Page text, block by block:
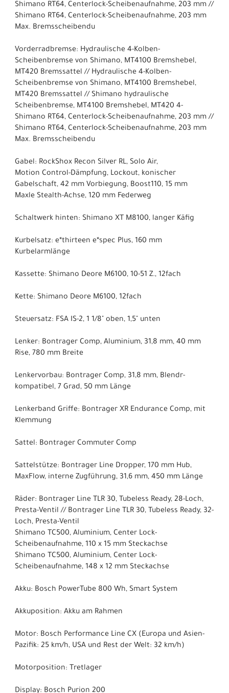
Shimano RT64, Centerlock-Scheibenaufnahme, 203 mm //
Shimano RT64, Centerlock-Scheibenaufnahme, 203 mm
Max. Bremsscheibendu
Vorderradbremse: Hydraulische 4-Kolben-
Scheibenbremse von Shimano, MT4100 Bremshebel,
MT420 Bremssattel // Hydraulische 4-Kolben-
Scheibenbremse von Shimano, MT4100 Bremshebel,
MT420 Bremssattel // Shimano hydraulische
Scheibenbremse, MT4100 Bremshebel, MT420 4-
Shimano RT64, Centerlock-Scheibenaufnahme, 203 mm //
Shimano RT64, Centerlock-Scheibenaufnahme, 203 mm
Max. Bremsscheibendu
Gabel: RockShox Recon Silver RL, Solo Air,
Motion Control-Dämpfung, Lockout, konischer
Gabelschaft, 42 mm Vorbiegung, Boost110, 15 mm
Maxle Stealth-Achse, 120 mm Federweg
Schaltwerk hinten: Shimano XT M8100, langer Käfig
Kurbelsatz: e*thirteen e*spec Plus, 160 mm
Kurbelarmlänge
Kassette: Shimano Deore M6100, 10-51 Z., 12fach
Kette: Shimano Deore M6100, 12fach
Steuersatz: FSA IS-2, 1 1/8" oben, 1,5" unten
Lenker: Bontrager Comp, Aluminium, 31,8 mm, 40 mm
Rise, 780 mm Breite
Lenkervorbau: Bontrager Comp, 31,8 mm, Blendr-
kompatibel, 7 Grad, 50 mm Länge
Lenkerband Griffe: Bontrager XR Endurance Comp, mit
Klemmung
Sattel: Bontrager Commuter Comp
Sattelstütze: Bontrager Line Dropper, 170 mm Hub,
MaxFlow, interne Zugführung, 31,6 mm, 450 mm Länge
Räder: Bontrager Line TLR 30, Tubeless Ready, 28-Loch,
Presta-Ventil // Bontrager Line TLR 30, Tubeless Ready, 32-
Loch, Presta-Ventil
Shimano TC500, Aluminium, Center Lock-
Scheibenaufnahme, 110 x 15 mm Steckachse
Shimano TC500, Aluminium, Center Lock-
Scheibenaufnahme, 148 x 12 mm Steckachse
Akku: Bosch PowerTube 800 Wh, Smart System
Akkuposition: Akku am Rahmen
Motor: Bosch Performance Line CX (Europa und Asien-
Pazifik: 25 km/h, USA und Rest der Welt: 32 km/h)
Motorposition: Tretlager
Display: Bosch Purion 200